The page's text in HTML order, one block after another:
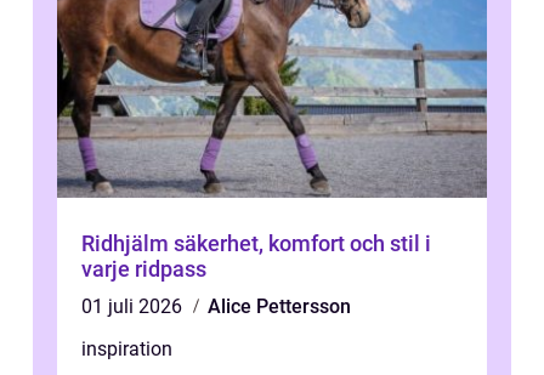
Ridhjälm säkerhet, komfort och stil i
varje ridpass
01 juli 2026
Alice Pettersson
inspiration